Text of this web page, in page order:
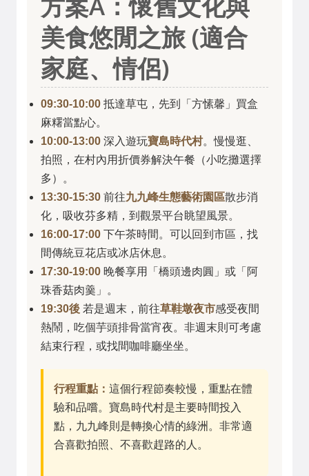
美食悠閒之旅 (適合
家庭、情侶)
09:30-10:00 抵達草屯，先到「方愫馨」買盒
麻糬當點心。
10:00-13:00 深入遊玩寶島時代村。慢慢逛、
拍照，在村內用折價券解決午餐（小吃攤選擇
多）。
13:30-15:30 前往九九峰生態藝術園區散步消
化，吸收芬多精，到觀景平台眺望風景。
16:00-17:00 下午茶時間。可以回到市區，找
間傳統豆花店或冰店休息。
17:30-19:00 晚餐享用「橋頭邊肉圓」或「阿
珠香菇肉羹」。
19:30後 若是週末，前往草鞋墩夜市感受夜間
熱鬧，吃個芋頭排骨當宵夜。非週末則可考慮
結束行程，或找間咖啡廳坐坐。
行程重點： 這個行程節奏較慢，重點在體
驗和品嚐。寶島時代村是主要時間投入
點，九九峰則是轉換心情的綠洲。非常適
合喜歡拍照、不喜歡趕路的人。